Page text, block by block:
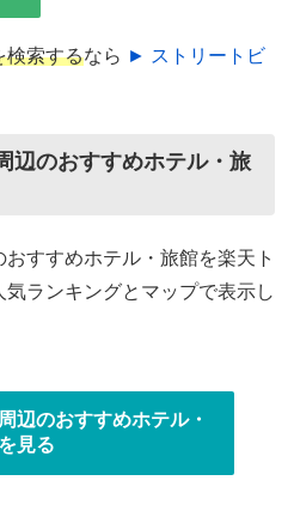
検索するなら ► ストリートビ
辺のおすすめホテル・旅
すすめホテル・旅館を楽天ト
ランキングとマップで表示し
辺のおすすめホテル・
見る